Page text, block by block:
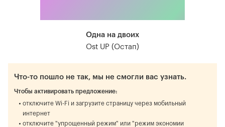
Одна на двоих
Ost UP (Остап)
Что-то пошло не так, мы не смогли вас узнать.
Чтобы активировать предложение:
отключите Wi-Fi и загрузите страницу через мобильный
интернет
отключите "упрощенный режим" или "режим экономии